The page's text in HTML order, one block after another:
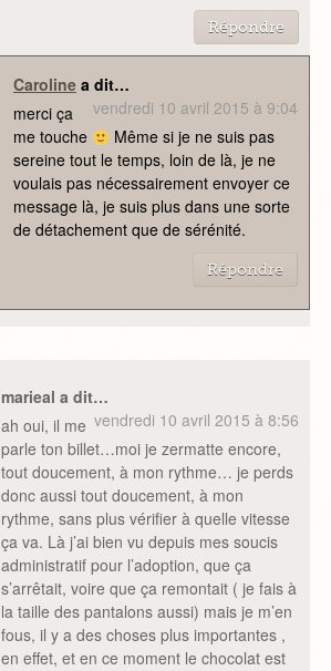
Répondre
Carolinea dit…
vendredi 10 avril 2015 à 9:04
merci ça
me touche
Même si je ne suis pas
sereine tout le temps, loin de là, je ne
voulais pas nécessairement envoyer ce
message là, je suis plus dans une sorte
de détachement que de sérénité.
Répondre
marieal a dit…
vendredi 10 avril 2015 à 8:56
ah oui, il me
parle ton billet…moi je zermatte encore,
tout doucement, à mon rythme… je perds
donc aussi tout doucement, à mon
rythme, sans plus vérifier à quelle vitesse
ça va. Là j’ai bien vu depuis mes soucis
administratif pour l’adoption, que ça
s’arrêtait, voire que ça remontait ( je fais à
la taille des pantalons aussi) mais je m’en
fous, il y a des choses plus importantes ,
en effet, et en ce moment le chocolat est